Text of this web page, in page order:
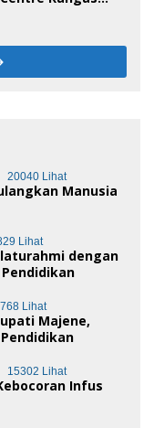
20040 Lihat
Manusia
Lihat
dengan
Lihat
Majene,
15302 Lihat
Infus